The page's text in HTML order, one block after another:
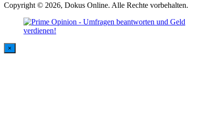
Copyright © 2026, Dokus Online. Alle Rechte vorbehalten.
×